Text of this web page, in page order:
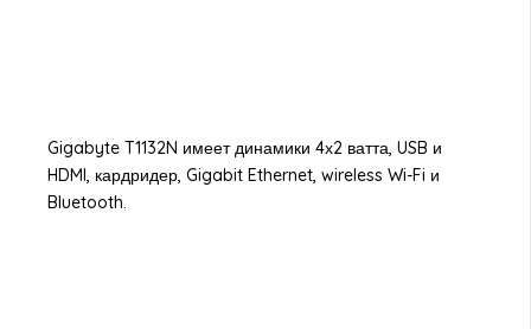
Gigabyte T1132N имеет динамики 4х2 ватта, USB и
HDMI, кардридер, Gigabit Ethernet, wireless Wi-Fi и
Bluetooth.